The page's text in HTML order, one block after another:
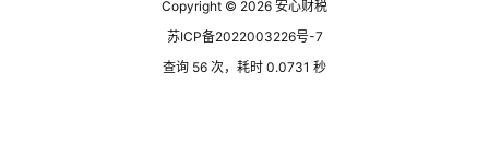
Copyright © 2026 安心财税
苏ICP备2022003226号-7
查询 56 次，耗时 0.0731 秒